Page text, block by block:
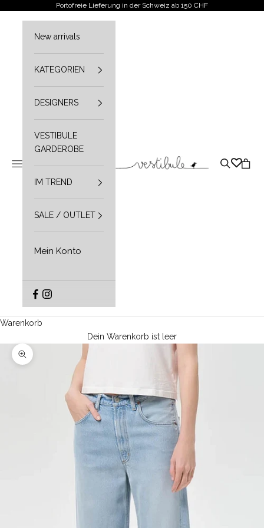
Zum Inhalt springenPortofreie Lieferung in der Schweiz ab 150 CHF
Vestibule
Navigationsmenü öffnen Suche
New arrivals
KATEGORIEN
DESIGNERS
VESTIBULE
GARDEROBE
IM TREND
SALE / OUTLET
Mein Konto
Warenkorb
Dein Warenkorb ist leer
Bild vergrößern